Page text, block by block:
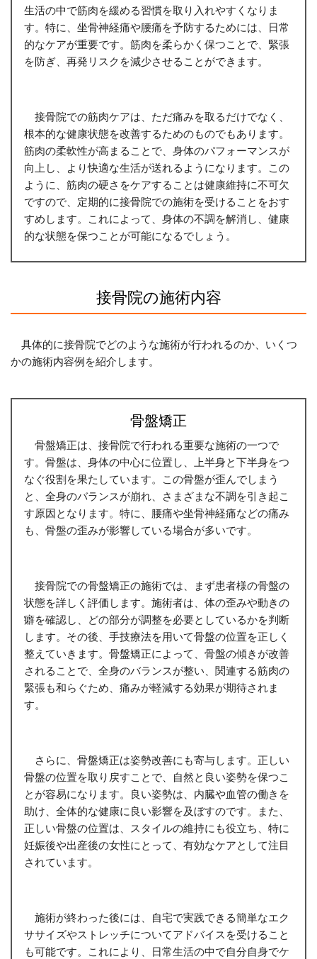
生活の中で筋肉を緩める習慣を取り入れやすくなりま
す。特に、坐骨神経痛や腰痛を予防するためには、日常
的なケアが重要です。筋肉を柔らかく保つことで、緊張
を防ぎ、再発リスクを減少させることができます。
接骨院での筋肉ケアは、ただ痛みを取るだけでなく、
根本的な健康状態を改善するためのものでもあります。
筋肉の柔軟性が高まることで、身体のパフォーマンスが
向上し、より快適な生活が送れるようになります。この
ように、筋肉の硬さをケアすることは健康維持に不可欠
ですので、定期的に接骨院での施術を受けることをおす
すめします。これによって、身体の不調を解消し、健康
的な状態を保つことが可能になるでしょう。
接骨院の施術内容
具体的に接骨院でどのような施術が行われるのか、いくつ
かの施術内容例を紹介します。
骨盤矯正
骨盤矯正は、接骨院で行われる重要な施術の一つで
す。骨盤は、身体の中心に位置し、上半身と下半身をつ
なぐ役割を果たしています。この骨盤が歪んでしまう
と、全身のバランスが崩れ、さまざまな不調を引き起こ
す原因となります。特に、腰痛や坐骨神経痛などの痛み
も、骨盤の歪みが影響している場合が多いです。
接骨院での骨盤矯正の施術では、まず患者様の骨盤の
状態を詳しく評価します。施術者は、体の歪みや動きの
癖を確認し、どの部分が調整を必要としているかを判断
します。その後、手技療法を用いて骨盤の位置を正しく
整えていきます。骨盤矯正によって、骨盤の傾きが改善
されることで、全身のバランスが整い、関連する筋肉の
緊張も和らぐため、痛みが軽減する効果が期待されま
す。
さらに、骨盤矯正は姿勢改善にも寄与します。正しい
骨盤の位置を取り戻すことで、自然と良い姿勢を保つこ
とが容易になります。良い姿勢は、内臓や血管の働きを
助け、全体的な健康に良い影響を及ぼすのです。また、
正しい骨盤の位置は、スタイルの維持にも役立ち、特に
妊娠後や出産後の女性にとって、有効なケアとして注目
されています。
施術が終わった後には、自宅で実践できる簡単なエク
ササイズやストレッチについてアドバイスを受けること
も可能です。これにより、日常生活の中で自分自身でケ